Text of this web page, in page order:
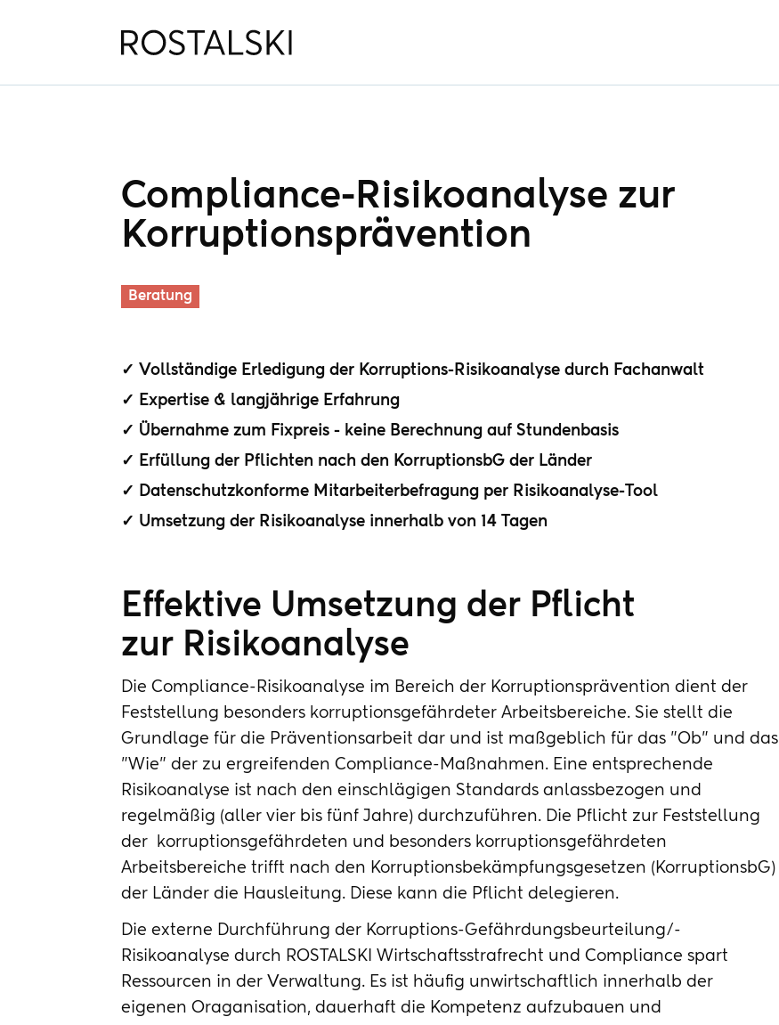
Compliance-Risikoanalyse zur
Korruptionsprävention
Beratung
✓ Vollständige Erledigung der Korruptions-Risikoanalyse durch Fachanwalt
✓ Expertise & langjährige Erfahrung
✓ Übernahme zum Fixpreis - keine Berechnung auf Stundenbasis
✓ Erfüllung der Pflichten nach den KorruptionsbG der Länder
✓ Datenschutzkonforme Mitarbeiterbefragung per Risikoanalyse-Tool
✓ Umsetzung der Risikoanalyse innerhalb von 14 Tagen
Effektive Umsetzung der Pflicht
zur Risikoanalyse
Die Compliance-Risikoanalyse im Bereich der Korruptionsprävention dient der
Feststellung besonders korruptionsgefährdeter Arbeitsbereiche. Sie stellt die
Grundlage für die Präventionsarbeit dar und ist maßgeblich für das "Ob" und das
"Wie" der zu ergreifenden Compliance-Maßnahmen. Eine entsprechende
Risikoanalyse ist nach den einschlägigen Standards anlassbezogen und
regelmäßig (aller vier bis fünf Jahre) durchzuführen. Die Pflicht zur Feststellung
der korruptionsgefährdeten und besonders korruptionsgefährdeten
Arbeitsbereiche trifft nach den Korruptionsbekämpfungsgesetzen (KorruptionsbG)
der Länder die Hausleitung. Diese kann die Pflicht delegieren.
Die externe Durchführung der Korruptions-Gefährdungsbeurteilung/-
Risikoanalyse durch ROSTALSKI Wirtschaftsstrafrecht und Compliance spart
Ressourcen in der Verwaltung. Es ist häufig unwirtschaftlich innerhalb der
eigenen Oraganisation, dauerhaft die Kompetenz aufzubauen und